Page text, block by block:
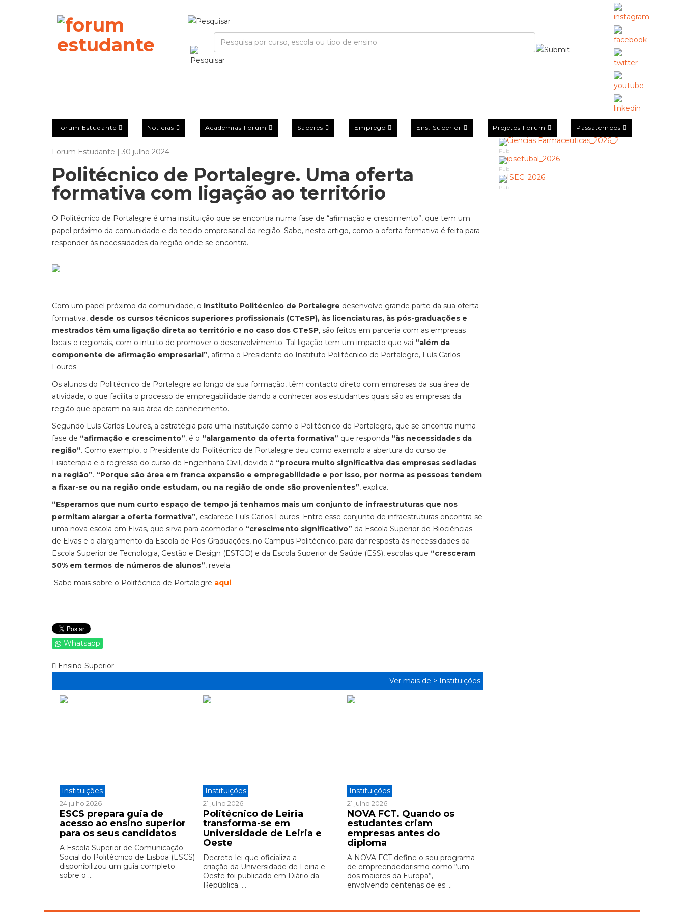
Forum Estudante Notícias Academias Forum Saberes Emprego Ens. Superior Projetos Forum Passatempos
Forum Estudante | 30 julho 2024
Politécnico de Portalegre. Uma oferta
formativa com ligação ao território
O Politécnico de Portalegre é uma instituição que se encontra numa fase de “afirmação e crescimento”, que tem um
papel próximo da comunidade e do tecido empresarial da região. Sabe, neste artigo, como a oferta formativa é feita para
responder às necessidades da região onde se encontra.
Com um papel próximo da comunidade, o Instituto Politécnico de Portalegre desenvolve grande parte da sua oferta
formativa, desde os cursos técnicos superiores profissionais (CTeSP), às licenciaturas, às pós-graduações e
mestrados têm uma ligação direta ao território e no caso dos CTeSP, são feitos em parceria com as empresas
locais e regionais, com o intuito de promover o desenvolvimento. Tal ligação tem um impacto que vai “além da
componente de afirmação empresarial”, afirma o Presidente do Instituto Politécnico de Portalegre, Luís Carlos
Loures.
Os alunos do Politécnico de Portalegre ao longo da sua formação, têm contacto direto com empresas da sua área de
atividade, o que facilita o processo de empregabilidade dando a conhecer aos estudantes quais são as empresas da
região que operam na sua área de conhecimento.
Segundo Luís Carlos Loures, a estratégia para uma instituição como o Politécnico de Portalegre, que se encontra numa
fase de “afirmação e crescimento”, é o “alargamento da oferta formativa” que responda “às necessidades da
região”. Como exemplo, o Presidente do Politécnico de Portalegre deu como exemplo a abertura do curso de
Fisioterapia e o regresso do curso de Engenharia Civil, devido à “procura muito significativa das empresas sediadas
na região”. “Porque são área em franca expansão e empregabilidade e por isso, por norma as pessoas tendem
a fixar-se ou na região onde estudam, ou na região de onde são provenientes”, explica.
“Esperamos que num curto espaço de tempo já tenhamos mais um conjunto de infraestruturas que nos
permitam alargar a oferta formativa”, esclarece Luís Carlos Loures. Entre esse conjunto de infraestruturas encontra-se
uma nova escola em Elvas, que sirva para acomodar o “crescimento significativo” da Escola Superior de Biociências
de Elvas e o alargamento da Escola de Pós-Graduações, no Campus Politécnico, para dar resposta às necessidades da
Escola Superior de Tecnologia, Gestão e Design (ESTGD) e da Escola Superior de Saúde (ESS), escolas que “cresceram
50% em termos de números de alunos”, revela.
Sabe mais sobre o Politécnico de Portalegre aqui.
Whatsapp
Ensino-Superior
Ver mais de > Instituições
Instituições
24 julho 2026
ESCS prepara guia de
acesso ao ensino superior
para os seus candidatos
A Escola Superior de Comunicação
Social do Politécnico de Lisboa (ESCS)
disponibilizou um guia completo
sobre o ...
Instituições
21 julho 2026
Politécnico de Leiria
transforma-se em
Universidade de Leiria e
Oeste
Decreto-lei que oficializa a
criação da Universidade de Leiria e
Oeste foi publicado em Diário da
República. ...
Instituições
21 julho 2026
NOVA FCT. Quando os
estudantes criam
empresas antes do
diploma
A NOVA FCT define o seu programa
de empreendedorismo como “um
dos maiores da Europa”,
envolvendo centenas de es ...
Pub
Pub
Pub